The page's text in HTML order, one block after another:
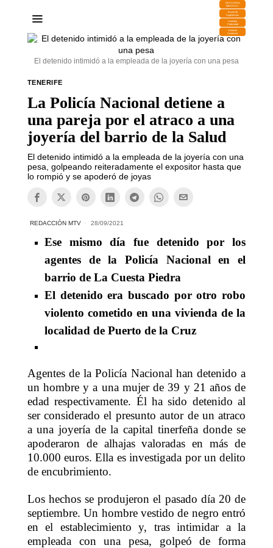
DESCARGA
MIRAPLAY
Buzón de
Sugerencias
Contratar
Publicidad
Contacto
Comercial
El detenido intimidó a la empleada de la joyería con una pesa
TENERIFE
La Policía Nacional detiene a
una pareja por el atraco a una
joyería del barrio de la Salud
El detenido intimidó a la empleada de la joyería con una
pesa, golpeando reiteradamente el expositor hasta que
lo rompió y se apoderó de joyas
REDACCIÓN MTV 28/09/2021
Ese mismo día fue detenido por los
agentes de la Policía Nacional en el
barrio de La Cuesta Piedra
El detenido era buscado por otro robo
violento cometido en una vivienda de la
localidad de Puerto de la Cruz
Agentes de la Policía Nacional han detenido a
un hombre y a una mujer de 39 y 21 años de
edad respectivamente. Él ha sido detenido al
ser considerado el presunto autor de un atraco
a una joyería de la capital tinerfeña donde se
apoderaron de alhajas valoradas en más de
10.000 euros. Ella es investigada por un delito
de encubrimiento.
Los hechos se produjeron el pasado día 20 de
septiembre. Un hombre vestido de negro entró
en el establecimiento y, tras intimidar a la
empleada con una pesa, golpeó de forma